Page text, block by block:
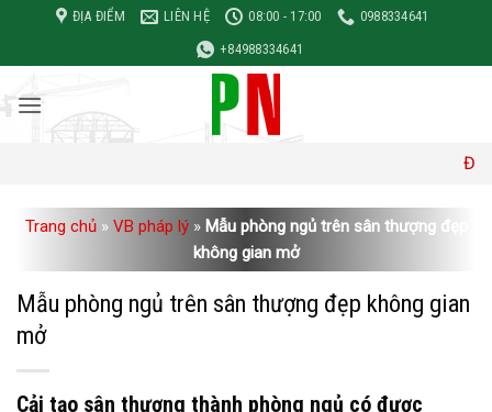
nội
dung
ĐỊA ĐIỂM LIÊN HỆ 08:00 - 17:00
0988334641
+84988334641
Đơn giá xây
Trang chủ » VB pháp lý » Mẫu phòng ngủ trên sân thượng đẹp
không gian mở
Mẫu phòng ngủ trên sân thượng đẹp không gian
mở
Cải tạo sân thượng thành phòng ngủ có được